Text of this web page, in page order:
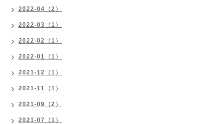
2022-04（2）
2022-03（1）
2022-02（1）
2022-01（1）
2021-12（1）
2021-11（1）
2021-09（2）
2021-07（1）